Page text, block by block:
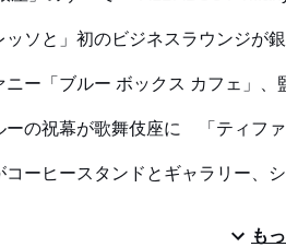
ッソと」初のビジネスラウンジ
ニー「ブルー ボックス カフェ」、
ーの祝幕が歌舞伎座に 「ティフ
コーヒースタンドとギャラリー、
も